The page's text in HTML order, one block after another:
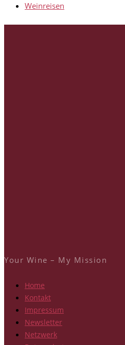
Weinreisen
Your Wine – My Mission
Home
Kontakt
Impressum
Newsletter
Netzwerk